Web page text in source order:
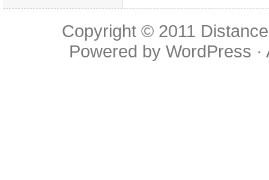
Copyright © 2011
Powered byWordPress